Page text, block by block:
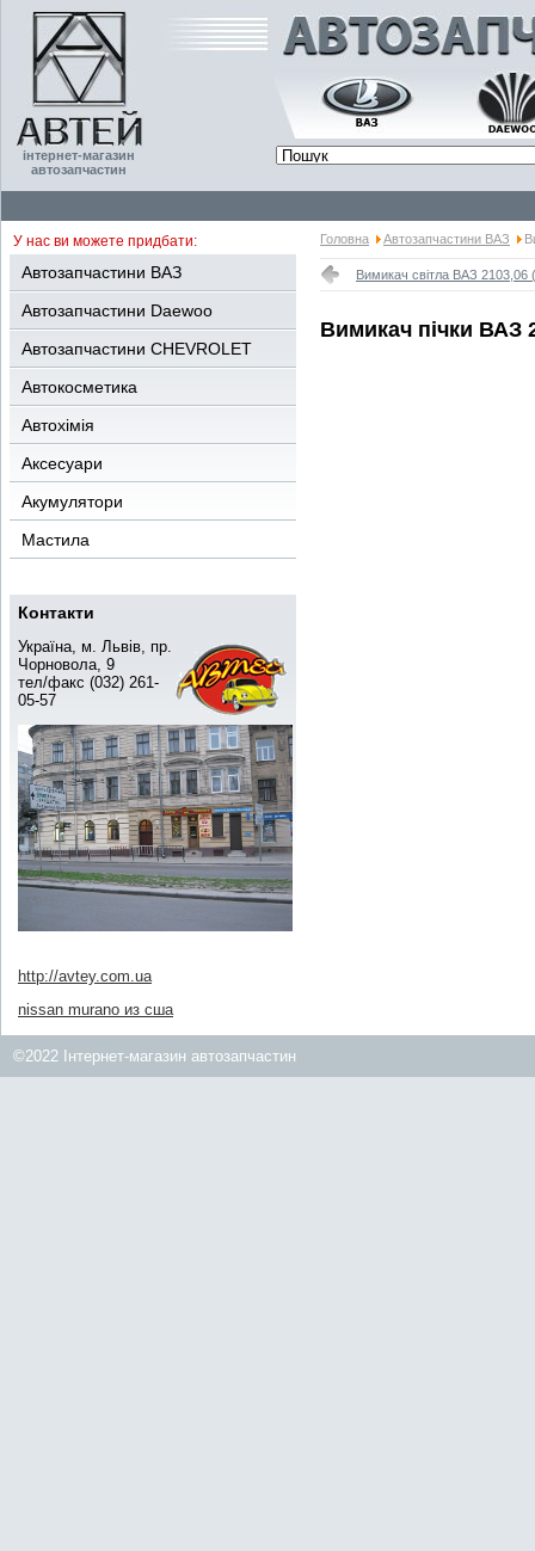
інтернет-магазин
автозапчастин
У нас ви можете придбати:
Автозапчастини ВАЗ
Автозапчастини Daewoo
Автозапчастини CHEVROLET
Автокосметика
Автохімія
Аксесуари
Акумулятори
Мастила
Контакти
Україна, м. Львів, пр.
Чорновола, 9
тел/факс (032) 261-
05-57
http://avtey.com.ua
nissan murano из сша
Головна Автозапчастини ВАЗ
Вимикач світла ВАЗ 2103,06
Вимикач пічки ВАЗ
©2022 Інтернет-магазин автозапчастин